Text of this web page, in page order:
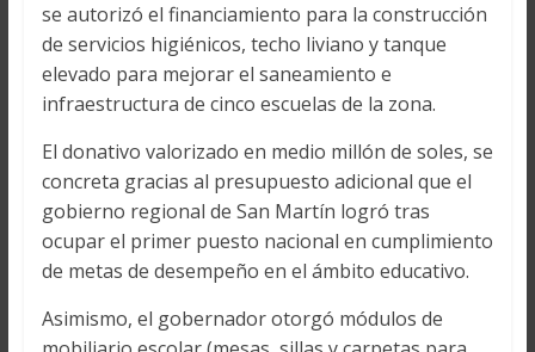
se autorizó el financiamiento para la construcción
de servicios higiénicos, techo liviano y tanque
elevado para mejorar el saneamiento e
infraestructura de cinco escuelas de la zona.
El donativo valorizado en medio millón de soles, se
concreta gracias al presupuesto adicional que el
gobierno regional de San Martín logró tras
ocupar el primer puesto nacional en cumplimiento
de metas de desempeño en el ámbito educativo.
Asimismo, el gobernador otorgó módulos de